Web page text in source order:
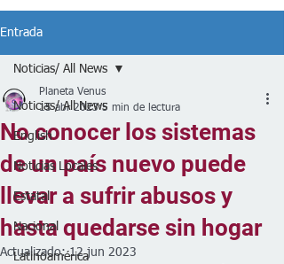
Entrada
Noticias/ All News
English
Noticias Locales
Estatal
Nacional
Latinoamérica
Noticias/ All News
No conocer los sistemas
de un país nuevo puede
llevar a sufrir abusos y
hasta quedarse sin hogar
Planeta Venus
15 abr 2023 5 min de lectura
Actualizado:12 jun 2023